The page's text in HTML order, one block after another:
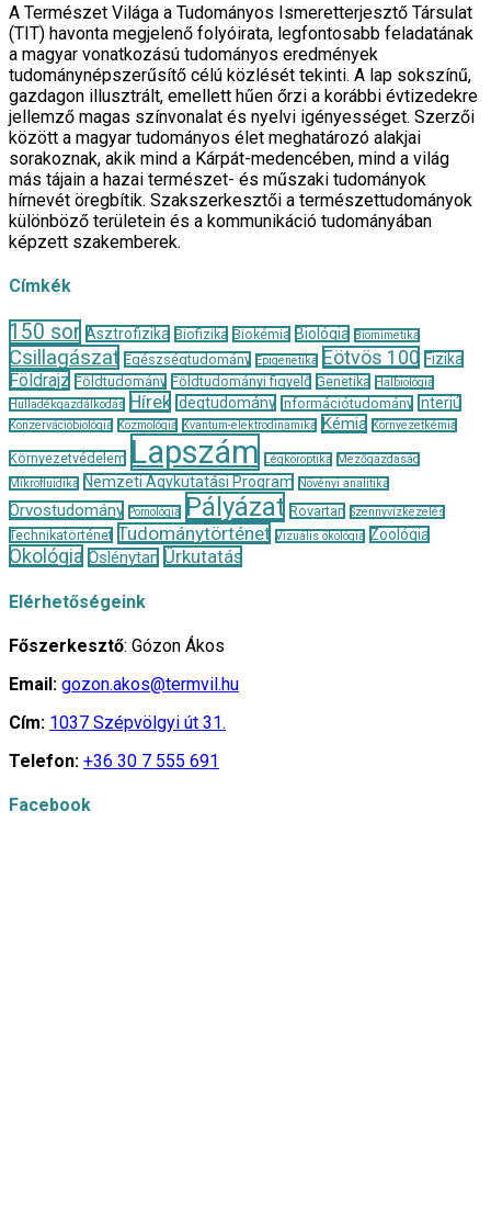
A Természet Világa a Tudományos Ismeretterjesztő Társulat
(TIT) havonta megjelenő folyóirata, legfontosabb feladatának
a magyar vonatkozású tudományos eredmények
tudománynépszerűsítő célú közlését tekinti. A lap sokszínű,
gazdagon illusztrált, emellett hűen őrzi a korábbi évtizedekre
jellemző magas színvonalat és nyelvi igényességet. Szerzői
között a magyar tudományos élet meghatározó alakjai
sorakoznak, akik mind a Kárpát-medencében, mind a világ
más tájain a hazai természet- és műszaki tudományok
hírnevét öregbítik. Szakszerkesztői a természettudományok
különböző területein és a kommunikáció tudományában
képzett szakemberek.
Címkék
150 sor Asztrofizika Biofizika Biokémia Biológia Biomimetika
Csillagászat Egészségtudomány Epigenetika Eötvös 100 Fizika
Földrajz Földtudomány Földtudományi figyelő Genetika
Halbiológia
Hulladékgazdálkodás
Hírek Idegtudomány Információtudomány Interjú
Konzervációbiológia Kozmológia Kvantum-elektrodinamika Kémia Környezetkémia
Környezetvédelem Lapszám Légköroptika
Mezőgazdaság
Mikrofluidika
Nemzeti Agykutatási Program Növényi analitika
Orvostudomány Pomológia Pályázat Rovartan Szennyvízkezelés
Technikatörténet Tudománytörténet Vizuális ökológia Zoológia
Ökológia Őslénytan Űrkutatás
Elérhetőségeink
Főszerkesztő: Gózon Ákos
Email: gozon.akos@termvil.hu
Cím: 1037 Szépvölgyi út 31.
Telefon: +36 30 7 555 691
Facebook